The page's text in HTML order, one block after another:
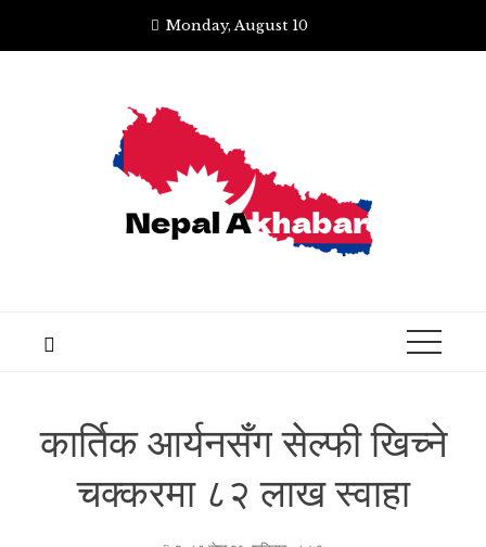
Monday, August 10
कार्तिक आर्यनसँग सेल्फी खिच्ने
चक्करमा ८२ लाख स्वाहा